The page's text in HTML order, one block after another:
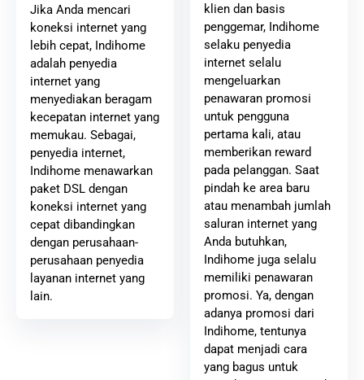
Jika Anda mencari
koneksi internet yang
lebih cepat, Indihome
adalah penyedia
internet yang
menyediakan beragam
kecepatan internet yang
memukau. Sebagai,
penyedia internet,
Indihome menawarkan
paket DSL dengan
koneksi internet yang
cepat dibandingkan
dengan perusahaan-
perusahaan penyedia
layanan internet yang
lain.
klien dan basis
penggemar, Indihome
selaku penyedia
internet selalu
mengeluarkan
penawaran promosi
untuk pengguna
pertama kali, atau
memberikan reward
pada pelanggan. Saat
pindah ke area baru
atau menambah jumlah
saluran internet yang
Anda butuhkan,
Indihome juga selalu
memiliki penawaran
promosi. Ya, dengan
adanya promosi dari
Indihome, tentunya
dapat menjadi cara
yang bagus untuk